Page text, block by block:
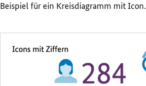
Beispiel für ein Kreisdiagramm mit Icon.